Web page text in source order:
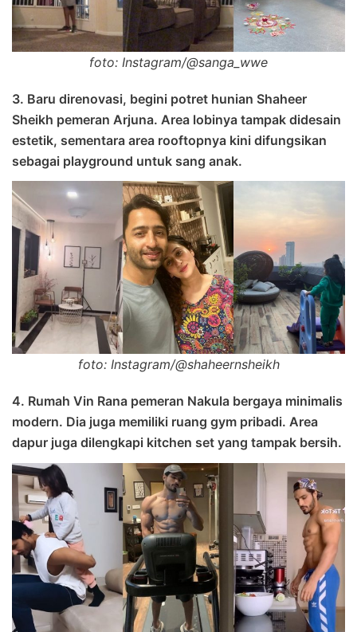
foto: Instagram/@sanga_wwe
3. Baru direnovasi, begini potret hunian Shaheer
Sheikh pemeran Arjuna. Area lobinya tampak didesain
estetik, sementara area rooftopnya kini difungsikan
sebagai playground untuk sang anak.
foto: Instagram/@shaheernsheikh
4. Rumah Vin Rana pemeran Nakula bergaya minimalis
modern. Dia juga memiliki ruang gym pribadi. Area
dapur juga dilengkapi kitchen set yang tampak bersih.